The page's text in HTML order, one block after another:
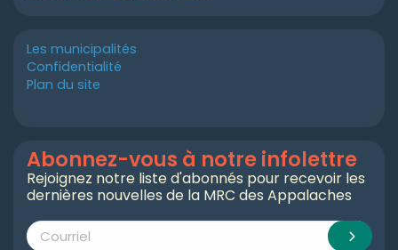
Les municipalités
Confidentialité
Plan du site
Abonnez-vous à notre infolettre
Rejoignez notre liste d'abonnés pour recevoir les
dernières nouvelles de la MRC des Appalaches